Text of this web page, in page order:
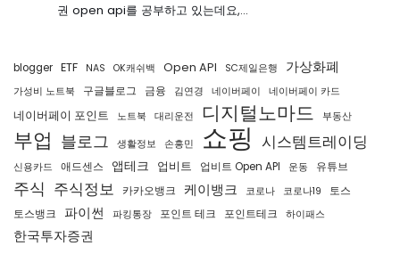
권 open api를 공부하고 있는데요,…
blogger ETF NAS OK캐쉬백 Open API SC제일은행 가상화폐
가성비 노트북 구글블로그 금융 김연경 네이버페이 네이버페이 카드
네이버페이 포인트 노트북 대리운전 디지털노마드 부동산
부업 블로그 생활정보 손흥민 쇼핑 시스템트레이딩
신용카드 애드센스 앱테크 업비트 업비트 Open API 운동 유튜브
주식 주식정보 카카오뱅크 케이뱅크 코로나 코로나19
토스
토스뱅크
파이썬 파킹통장 포인트 테크 포인트테크 하이패스
한국투자증권